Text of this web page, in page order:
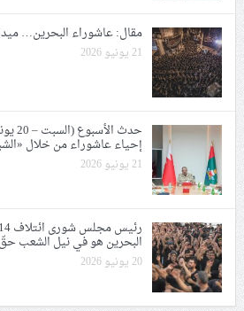
مقال: عاشوراء البحرين…
21 يونيو 2026
إحياء عاشوراء من خلال
21 يونيو 2026
البحرين هو في نيل الشعب حقّ
20 يونيو 2026